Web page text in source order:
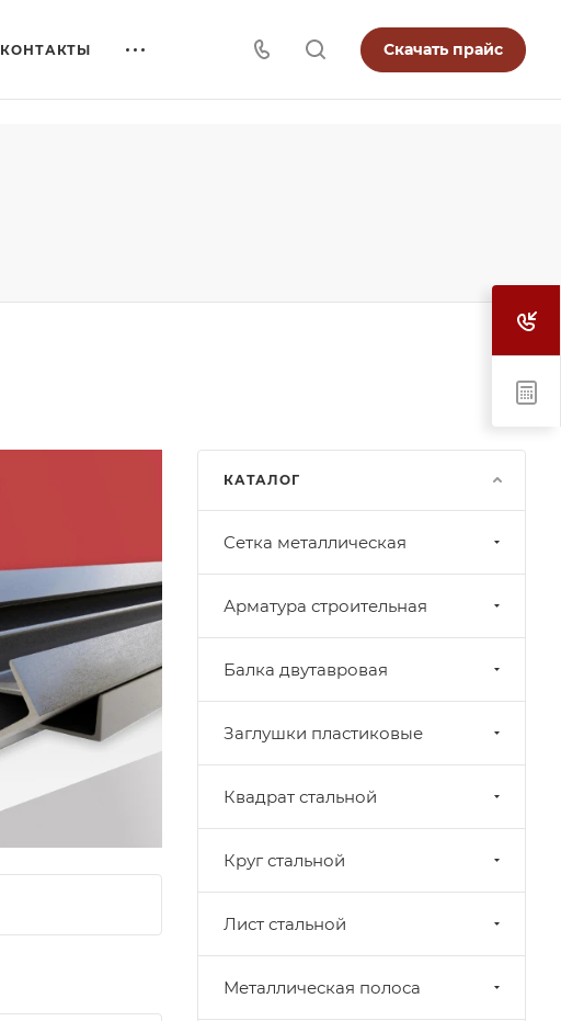
КОНТАКТЫ Скачать прайс
КАТАЛОГ
Cетка металлическая
Арматура строительная
Балка двутавровая
Заглушки пластиковые
Квадрат стальной
Круг стальной
Лист стальной
Металлическая полоса